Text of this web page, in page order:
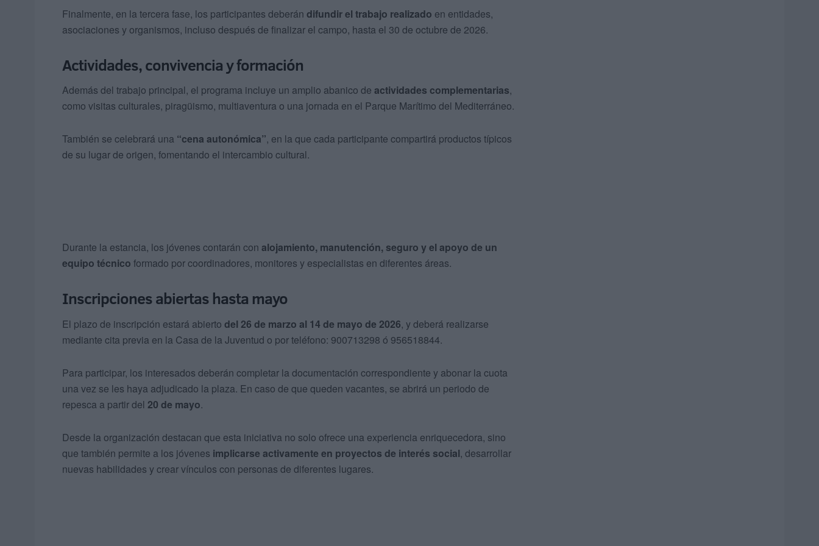
Finalmente, en la tercera fase, los participantes deberán difundir el trabajo realizado en entidades,
asociaciones y organismos, incluso después de finalizar el campo, hasta el 30 de octubre de 2026.
Actividades, convivencia y formación
Además del trabajo principal, el programa incluye un amplio abanico de actividades complementarias,
como visitas culturales, piragüismo, multiaventura o una jornada en el Parque Marítimo del Mediterráneo.
También se celebrará una “cena autonómica”, en la que cada participante compartirá productos típicos
de su lugar de origen, fomentando el intercambio cultural.
Durante la estancia, los jóvenes contarán con alojamiento, manutención, seguro y el apoyo de un
equipo técnico formado por coordinadores, monitores y especialistas en diferentes áreas.
Inscripciones abiertas hasta mayo
El plazo de inscripción estará abierto del 26 de marzo al 14 de mayo de 2026, y deberá realizarse
mediante cita previa en la Casa de la Juventud o por teléfono: 900713298 ó 956518844.
Para participar, los interesados deberán completar la documentación correspondiente y abonar la cuota
una vez se les haya adjudicado la plaza. En caso de que queden vacantes, se abrirá un periodo de
repesca a partir del 20 de mayo.
Desde la organización destacan que esta iniciativa no solo ofrece una experiencia enriquecedora, sino
que también permite a los jóvenes implicarse activamente en proyectos de interés social, desarrollar
nuevas habilidades y crear vínculos con personas de diferentes lugares.